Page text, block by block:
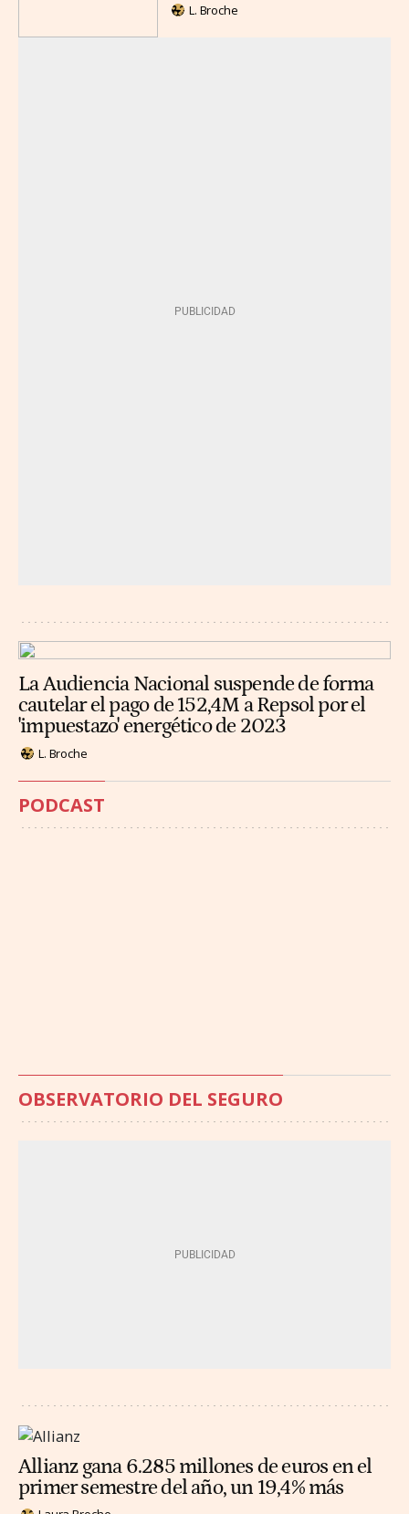
L. Broche
La Audiencia Nacional suspende de forma
cautelar el pago de 152,4M a Repsol por el
'impuestazo' energético de 2023
L. Broche
PODCAST
OBSERVATORIO DEL SEGURO
Allianz gana 6.285 millones de euros en el
primer semestre del año, un 19,4% más